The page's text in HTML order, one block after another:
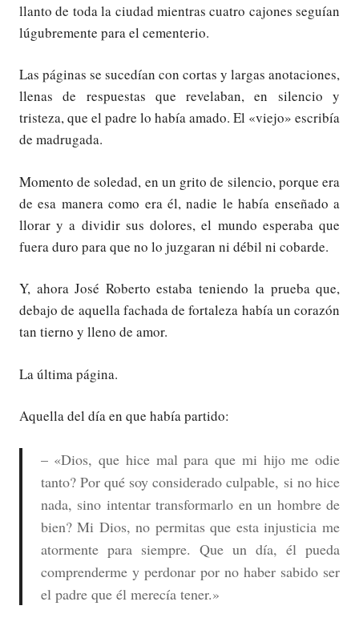
llanto de toda la ciudad mientras cuatro cajones seguían
lúgubremente para el cementerio.
Las páginas se sucedían con cortas y largas anotaciones,
llenas de respuestas que revelaban, en silencio y
tristeza, que el padre lo había amado. El «viejo» escribía
de madrugada.
Momento de soledad, en un grito de silencio, porque era
de esa manera como era él, nadie le había enseñado a
llorar y a dividir sus dolores, el mundo esperaba que
fuera duro para que no lo juzgaran ni débil ni cobarde.
Y, ahora José Roberto estaba teniendo la prueba que,
debajo de aquella fachada de fortaleza había un corazón
tan tierno y lleno de amor.
La última página.
Aquella del día en que había partido:
– «Dios, que hice mal para que mi hijo me odie
tanto? Por qué soy considerado culpable, si no hice
nada, sino intentar transformarlo en un hombre de
bien? Mi Dios, no permitas que esta injusticia me
atormente para siempre. Que un día, él pueda
comprenderme y perdonar por no haber sabido ser
el padre que él merecía tener.»